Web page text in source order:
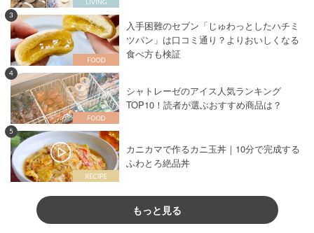
3
入手困難のセブン「じゅわっとしたハチミ
ツパン」は口コミ通り？よりおいしくなる
食べ方も検証
4
シャトレーゼのアイス人気ランキング
TOP10！読者が選ぶおすすめ商品は？
5
カニカマで作るカニ玉丼｜10分で完成する
ふわとろ絶品丼
もっと見る